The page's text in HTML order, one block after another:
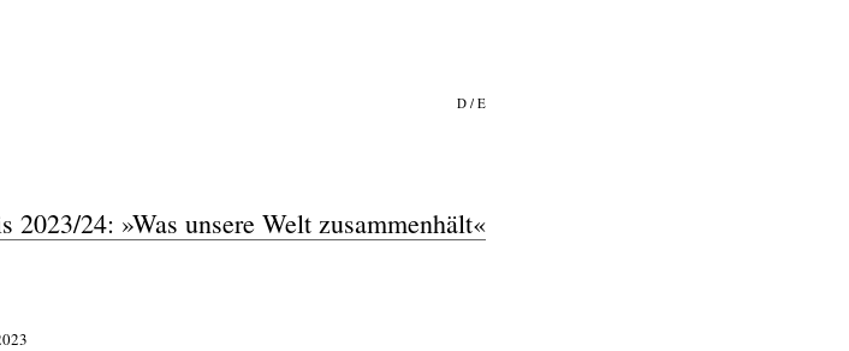
D / E
2023/24: »Was unsere Welt zusammenhält«